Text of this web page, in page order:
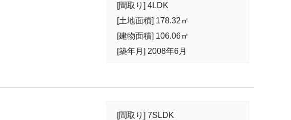
[間取り] 4LDK
[土地面積] 178.32㎡
[建物面積] 106.06㎡
[築年月] 2008年6月
[間取り] 7SLDK